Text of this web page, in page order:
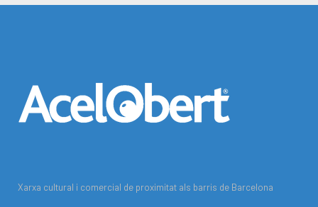
Xarxa cultural i comercial de proximitat als barris de Barcelona